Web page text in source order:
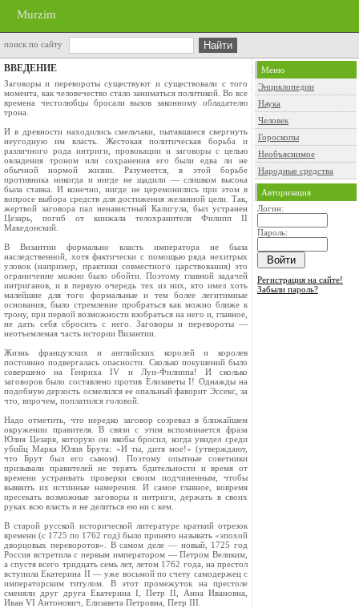
Murzim
поиск по сайту
ВВЕДЕНИЕ
Заговоры и перевороты существуют и существовали с того
момента, как человечество стало заниматься политикой. Во все
времена честолюбцы бросали вызов законному обладателю
трона.
И в древности находились смельчаки, пытавшиеся свергнуть
неугодную им власть. Жестокая политическая борьба и
различного рода интриги, провокации и заговоры с целью
овладения троном или сохранения его были едва ли не
обычной нормой жизни. Разумеется, в этой борьбе
противника никогда и нигде не щадили — слишком высока
была ставка. И конечно, нигде не церемонились при этом в
вопросе выбора средств для достижения желанной цели. Так,
жертвой заговора пал ненавистный Калигула, был устранен
Цезарь, погиб от кинжала телохранителя Филипп II
Македонский.
В Византии формально власть императора не была
наследственной, хотя фактически с помощью ряда нехитрых
уловок (например, практики совместного царствования) это
ограничение можно было обойти. Поэтому главной задачей
интриганов, и в первую очередь тех из них, кто имел хоть
малейшие для того формальные и тем более легитимные
основания, было стремление пробраться как можно ближе к
трону, при первой возможности взобраться на него и, главное,
не дать себя сбросить с него. Заговоры и перевороты —
неотъемлемая часть истории Византии.
Жизнь французских и английских королей и королев
постоянно подвергалась опасности. Сколько покушений было
совершено на Генриха IV и Луи‑Филиппа! И сколько
заговоров было составлено против Елизаветы I! Однажды на
подобную дерзость осмелился ее опальный фаворит Эссекс, за
что, впрочем, поплатился головой.
Надо отметить, что нередко заговор созревал в ближайшем
окружении правителя. В связи с этим вспоминается фраза
Юлия Цезаря, которую он якобы бросил, когда увидел среди
убийц Марка Юлия Брута: «И ты, дитя мое!» (утверждают,
что Брут был его сыном). Поэтому опытные советники
призывали правителей не терять бдительности и время от
времени устраивать проверки своим подчиненным, чтобы
выявить их истинные намерения. И самое главное, вовремя
пресекать возможные заговоры и интриги, держать в своих
руках всю власть и не делиться ею ни с кем.
В старой русской исторической литературе краткий отрезок
времени (с 1725 по 1762 год) было принято называть «эпохой
дворцовых переворотов». В самом деле — новый, 1725 год
Россия встретила с первым императором — Петром Великим,
а спустя всего тридцать семь лет, летом 1762 года, на престол
вступила Екатерина II — уже восьмой по счету самодержец с
императорским титулом. В этот промежуток на престоле
сменяли друг друга Екатерина I, Петр II, Анна Ивановна,
Иван VI Антонович, Елизавета Петровна, Петр III.
Меню
Энциклопедии
Наука
Человек
Гороскопы
Необъяснимое
Народные средства
Авторизация
Логин:
Пароль:
Регистрация на сайте!
Забыли пароль?